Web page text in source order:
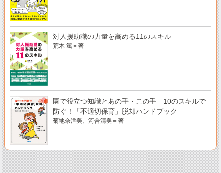
対人援助職の力量を高める11のスキル
荒木 篤＝著
園で役立つ知識とあの手・この手 10のスキルで
防ぐ！「不適切保育」脱却ハンドブック
菊地奈津美、河合清美＝著